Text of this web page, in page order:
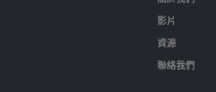
影片
資源
聯絡我們